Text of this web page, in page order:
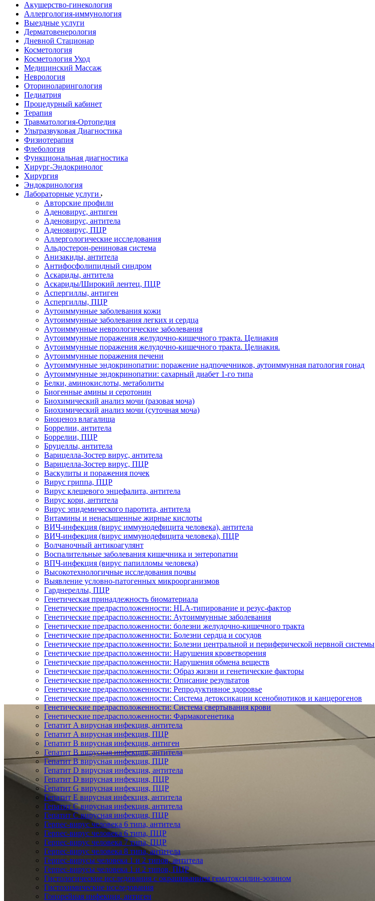
Акушерство-гинекология
Аллергология-иммунология
Выездные услуги
Дерматовенерология
Дневной Стационар
Косметология
Косметология Уход
Медицинский Массаж
Неврология
Оториноларингология
Педиатрия
Процедурный кабинет
Терапия
Травматология-Ортопедия
Ультразвуковая Диагностика
Физиотерапия
Флебология
Функциональная диагностика
Хирург-Эндокринолог
Хирургия
Эндокринология
Лабораторные услуги
Авторские профили
Аденовирус, антиген
Аденовирус, антитела
Аденовирус, ПЦР
Аллергологические исследования
Альдостерон-рениновая система
Анизакиды, антитела
Антифосфолипидный синдром
Аскариды, антитела
Аскариды/Широкий лентец, ПЦР
Аспергиллы, антиген
Аспергиллы, ПЦР
Аутоиммунные заболевания кожи
Аутоиммунные заболевания легких и сердца
Аутоиммунные неврологические заболевания
Аутоиммунные поражения желудочно-кишечного тракта. Целиакия
Аутоиммунные поражения желудочно-кишечного тракта. Целиакия.
Аутоиммунные поражения печени
Аутоиммунные эндокринопатии: поражение надпочечников, аутоиммунная патология гонад
Аутоиммунные эндокринопатии: сахарный диабет 1-го типа
Белки, аминокислоты, метаболиты
Биогенные амины и серотонин
Биохимический анализ мочи (разовая моча)
Биохимический анализ мочи (суточная моча)
Биоценоз влагалища
Боррелии, антитела
Боррелии, ПЦР
Бруцеллы, антитела
Варицелла-Зостер вирус, антитела
Варицелла-Зостер вирус, ПЦР
Васкулиты и поражения почек
Вирус гриппа, ПЦР
Вирус клещевого энцефалита, антитела
Вирус кори, антитела
Вирус эпидемического паротита, антитела
Витамины и ненасыщенные жирные кислоты
ВИЧ-инфекция (вирус иммунодефицита человека), антитела
ВИЧ-инфекция (вирус иммунодефицита человека), ПЦР
Волчаночный антикоагулянт
Воспалительные заболевания кишечника и энтеропатии
ВПЧ-инфекция (вирус папилломы человека)
Высокотехнологичные исследования почвы
Выявление условно-патогенных микроорганизмов
Гарднереллы, ПЦР
Генетическая принадлежность биоматериала
Генетические предрасположенности: HLA-типирование и резус-фактор
Генетические предрасположенности: Аутоиммунные заболевания
Генетические предрасположенности: болезни желудочно-кишечного тракта
Генетические предрасположенности: Болезни сердца и сосудов
Генетические предрасположенности: Болезни центральной и периферической нервной системы
Генетические предрасположенности: Нарушения кроветворения
Генетические предрасположенности: Нарушения обмена веществ
Генетические предрасположенности: Образ жизни и генетические факторы
Генетические предрасположенности: Описание результатов
Генетические предрасположенности: Репродуктивное здоровье
Генетические предрасположенности: Система детоксикации ксенобиотиков и канцерогенов
Генетические предрасположенности: Система свертывания крови
Генетические предрасположенности: Фармакогенетика
Гепатит A вирусная инфекция, антитела
Гепатит A вирусная инфекция, ПЦР
Гепатит B вирусная инфекция, антиген
Гепатит B вирусная инфекция, антитела
Гепатит B вирусная инфекция, ПЦР
Гепатит D вирусная инфекция, антитела
Гепатит D вирусная инфекция, ПЦР
Гепатит G вирусная инфекция, ПЦР
Гепатит Е вирусная инфекция, антитела
Гепатит С вирусная инфекция, антитела
Гепатит С вирусная инфекция, ПЦР
Герпес-вирус человека 6 типа, антитела
Герпес-вирус человека 6 типа, ПЦР
Герпес-вирус человека 7 типа, ПЦР
Герпес-вирус человека 8 типа, антитела
Герпес-вирусы человека 1 и 2 типов, антитела
Герпес-вирусы человека 1 и 2 типов, ПЦР
Гистологические исследования с окрашиванием гематоксилин-эозином
Гистохимические исследования
Гонорейная инфекция, антиген